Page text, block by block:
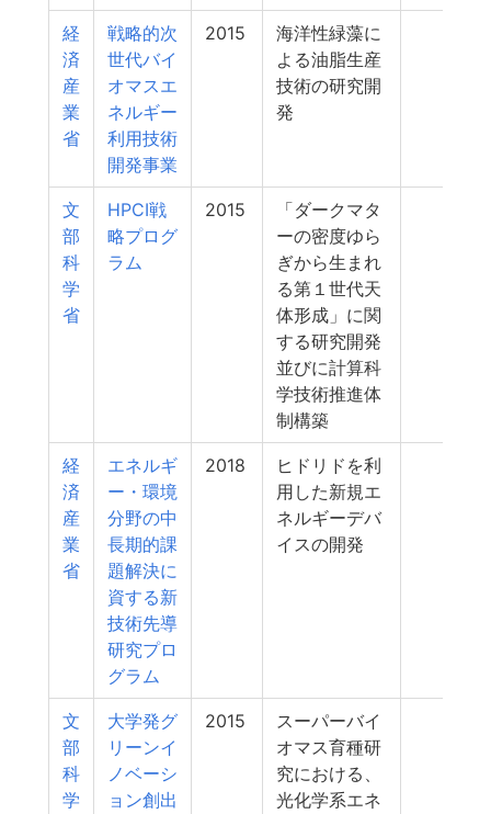
経
済
産
業
省
戦略的次
世代バイ
オマスエ
ネルギー
利用技術
開発事業
2015
海洋性緑藻に
よる油脂生産
技術の研究開
発
文
部
科
学
省
HPCI戦
略プログ
ラム
2015
「ダークマタ
ーの密度ゆら
ぎから生まれ
る第１世代天
体形成」に関
する研究開発
並びに計算科
学技術推進体
制構築
経
済
産
業
省
エネルギ
ー・環境
分野の中
長期的課
題解決に
資する新
技術先導
研究プロ
グラム
2018
ヒドリドを利
用した新規エ
ネルギーデバ
イスの開発
文
部
科
学
大学発グ
リーンイ
ノベーシ
ョン創出
2015
スーパーバイ
オマス育種研
究における、
光化学系エネ